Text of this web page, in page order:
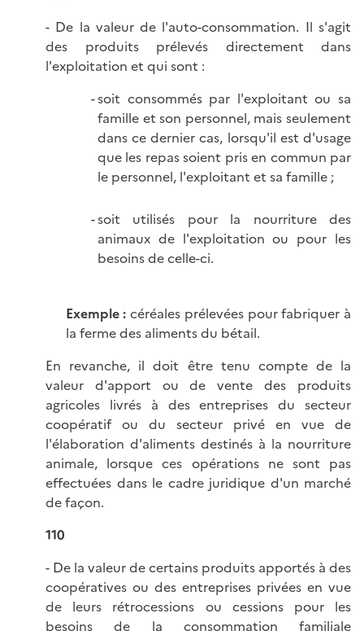
- De la valeur de l'auto-consommation. Il s'agit
des produits prélevés directement dans
l'exploitation et qui sont :
soit consommés par l'exploitant ou sa
famille et son personnel, mais seulement
dans ce dernier cas, lorsqu'il est d'usage
que les repas soient pris en commun par
le personnel, l'exploitant et sa famille ;
soit utilisés pour la nourriture des
animaux de l'exploitation ou pour les
besoins de celle-ci.
Exemple : céréales prélevées pour fabriquer à
la ferme des aliments du bétail.
En revanche, il doit être tenu compte de la
valeur d'apport ou de vente des produits
agricoles livrés à des entreprises du secteur
coopératif ou du secteur privé en vue de
l'élaboration d'aliments destinés à la nourriture
animale, lorsque ces opérations ne sont pas
effectuées dans le cadre juridique d'un marché
de façon.
110
- De la valeur de certains produits apportés à des
coopératives ou des entreprises privées en vue
de leurs rétrocessions ou cessions pour les
besoins de la consommation familiale